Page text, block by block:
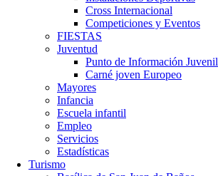
Cross Internacional
Competiciones y Eventos
FIESTAS
Juventud
Punto de Información Juvenil
Carné joven Europeo
Mayores
Infancia
Escuela infantil
Empleo
Servicios
Estadísticas
Turismo